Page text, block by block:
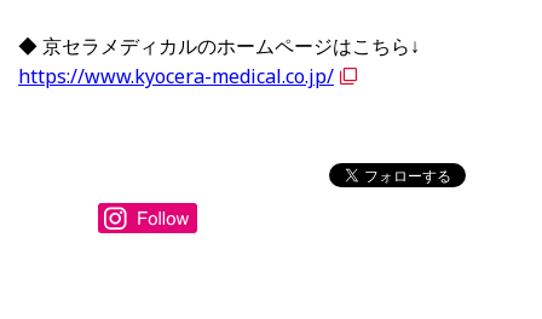
◆ 京セラメディカルのホームページはこちら↓
https://www.kyocera-medical.co.jp/